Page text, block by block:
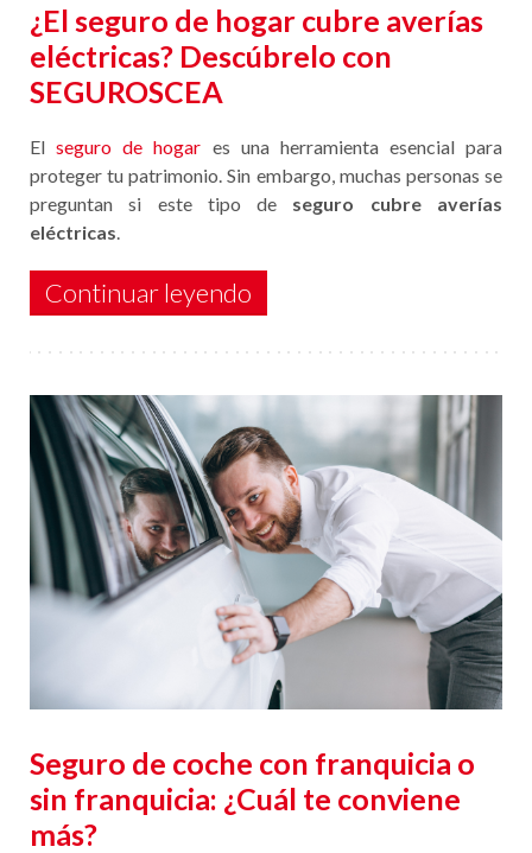
¿El seguro de hogar cubre averías
eléctricas? Descúbrelo con
SEGUROSCEA
Elseguro de hogar es una herramienta esencial para
proteger tu patrimonio. Sin embargo, muchas personas se
preguntan si este tipo de seguro cubre averías
eléctricas
Continuar leyendo
Seguro de coche con franquicia o
sin franquicia: ¿Cuál te conviene
más?